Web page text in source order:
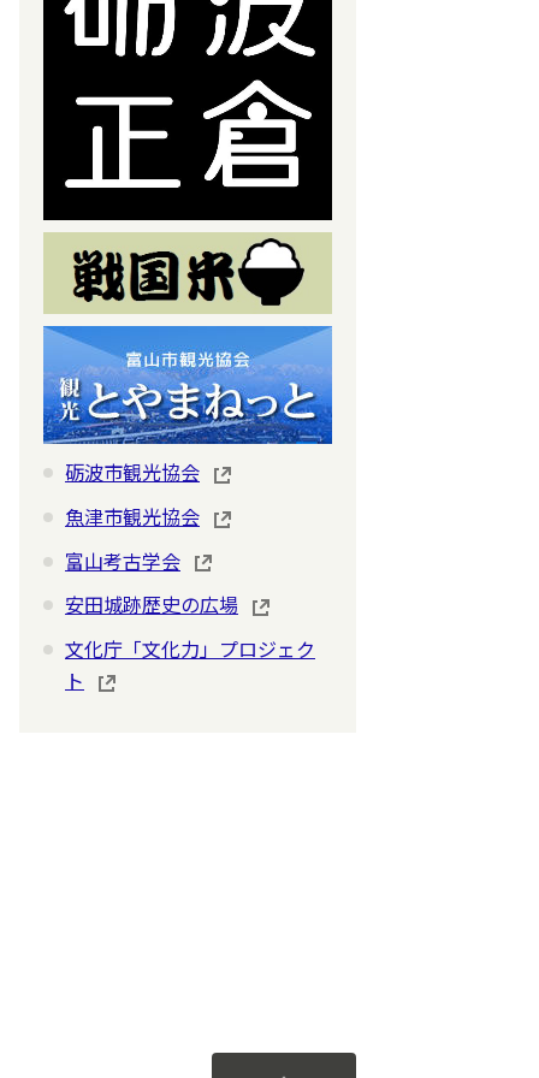
砺波市観光協会
魚津市観光協会
富山考古学会
安田城跡歴史の広場
文化庁「文化力」プロジェク
ト